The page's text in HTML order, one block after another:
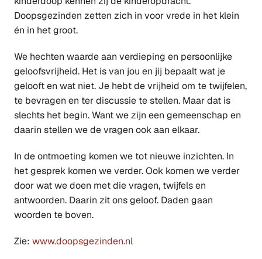
Doopsgezinden zetten zich in voor vrede in het klein
én in het groot.
We hechten waarde aan verdieping en persoonlijke
geloofsvrijheid. Het is van jou en jij bepaalt wat je
gelooft en wat niet. Je hebt de vrijheid om te twijfelen,
te bevragen en ter discussie te stellen. Maar dat is
slechts het begin. Want we zijn een gemeenschap en
daarin stellen we de vragen ook aan elkaar.
In de ontmoeting komen we tot nieuwe inzichten. In
het gesprek komen we verder. Ook komen we verder
door wat we doen met die vragen, twijfels en
antwoorden. Daarin zit ons geloof. Daden gaan
woorden te boven.
Zie: www.doopsgezinden.nl